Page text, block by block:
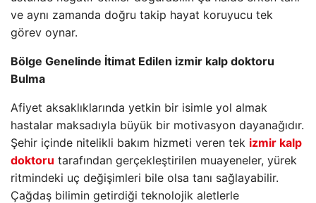
ve aynı zamanda doğru takip hayat koruyucu tek
görev oynar.
Bölge Genelinde İtimat Edilen izmir kalp doktoru
Bulma
Afiyet aksaklıklarında yetkin bir isimle yol almak
hastalar maksadıyla büyük bir motivasyon dayanağıdır.
Şehir içinde nitelikli bakım hizmeti veren tek izmir kalp
doktoru tarafından gerçekleştirilen muayeneler, yürek
ritmindeki uç değişimleri bile olsa tanı sağlayabilir.
Çağdaş bilimin getirdiği teknolojik aletlerle